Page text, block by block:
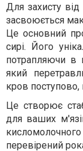
Для захисту від
засвоюється
Це основний
сирі. Його
потрапляючи в
який
кров поступово,
Це створює
для ваших
перевірений